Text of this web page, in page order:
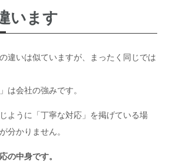
います
違いは似ていますが、まったく同じでは
は会社の強みです。
ように「丁寧な対応」を掲げている場
分かりません。
の中身です。